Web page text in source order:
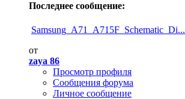
Последнее сообщение:
Samsung_A71_A715F_Schematic_Di...
от
zaya 86
Просмотр профиля
Сообщения форума
Личное сообщение